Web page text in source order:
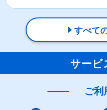
すべて
サービ
ご利